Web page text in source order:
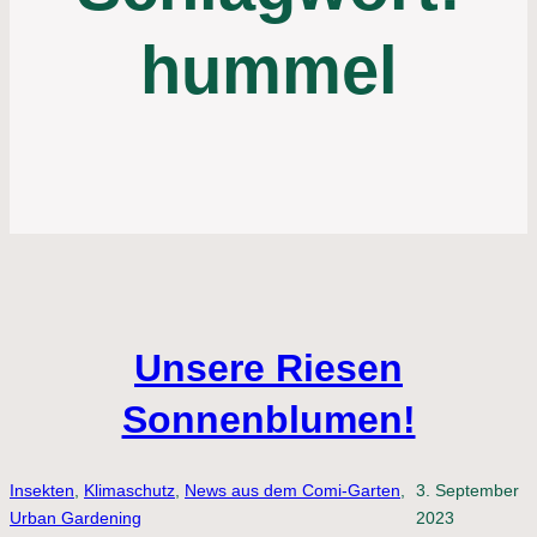
hummel
Unsere Riesen
Sonnenblumen!
Insekten Klimaschutz News aus dem Comi-Garten
Urban Gardening
3. September
2023